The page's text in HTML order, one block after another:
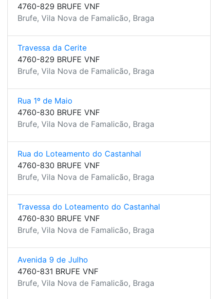
4760-829 BRUFE VNF
Brufe, Vila Nova de Famalicão, Braga
Travessa da Cerite
4760-829 BRUFE VNF
Brufe, Vila Nova de Famalicão, Braga
Rua 1º de Maio
4760-830 BRUFE VNF
Brufe, Vila Nova de Famalicão, Braga
Rua do Loteamento do Castanhal
4760-830 BRUFE VNF
Brufe, Vila Nova de Famalicão, Braga
Travessa do Loteamento do Castanhal
4760-830 BRUFE VNF
Brufe, Vila Nova de Famalicão, Braga
Avenida 9 de Julho
4760-831 BRUFE VNF
Brufe, Vila Nova de Famalicão, Braga